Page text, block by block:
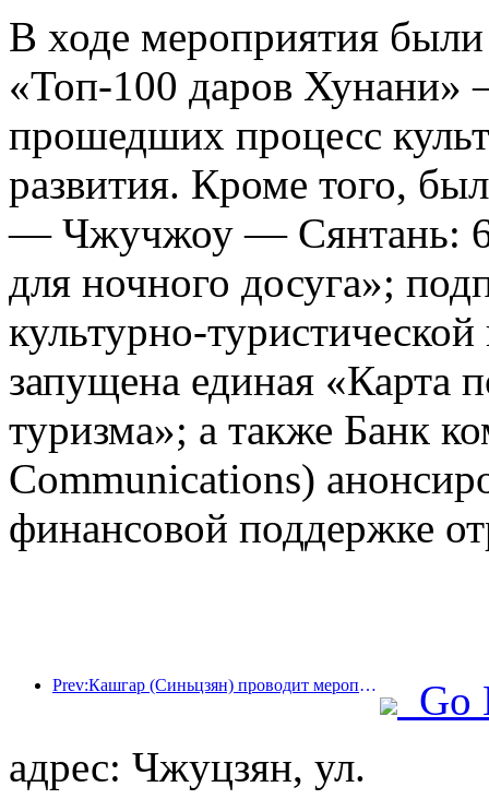
В ходе мероприятия были
«Топ-100 даров Хунани»
прошедших процесс
развития. Кроме того,
— Чжучжоу — Сянтань:
для ночного досуга»;
культурно-
запущена единая «Карта
туризма»; а также Банк
Communications)
финансовой поддержке
Prev:Кашгар (Синьцзян) проводит мероприятие по продвижению туризма с целью содействия межэтническому обмену.
Go
адрес: Чжуцзян, ул.